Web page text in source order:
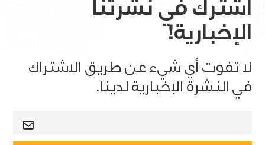
اشترك في نشرتنا
الإخبارية!
لا تفوت أي شيء عن طريق الاشتراك
في النشرة الإخبارية لدينا.